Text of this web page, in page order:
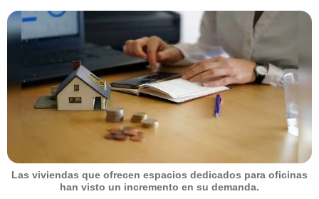
Las viviendas que ofrecen espacios dedicados para oficinas
han visto un incremento en su demanda.